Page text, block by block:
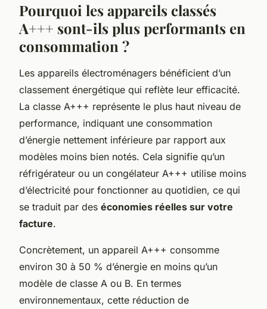
Pourquoi les appareils classés
A+++ sont-ils plus performants en
consommation ?
Les appareils électroménagers bénéficient d’un
classement énergétique qui reflète leur efficacité.
La classe A+++ représente le plus haut niveau de
performance, indiquant une consommation
d’énergie nettement inférieure par rapport aux
modèles moins bien notés. Cela signifie qu’un
réfrigérateur ou un congélateur A+++ utilise moins
d’électricité pour fonctionner au quotidien, ce qui
se traduit par des économies réelles sur votre
facture.
Concrètement, un appareil A+++ consomme
environ 30 à 50 % d’énergie en moins qu’un
modèle de classe A ou B. En termes
environnementaux, cette réduction de